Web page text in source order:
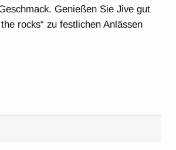
Genießen Sie Jive gut
rocks“ zu festlichen Anlässen